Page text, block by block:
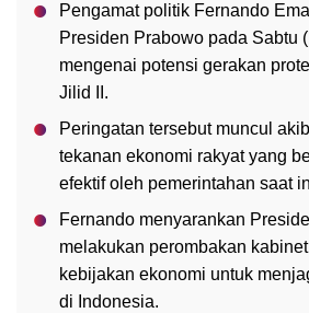
Pengamat politik Fernando
Presiden Prabowo pada Sabtu
mengenai potensi gerakan
Jilid II.
Peringatan tersebut muncul
tekanan ekonomi rakyat yang
efektif oleh pemerintahan saat
Fernando menyarankan
melakukan perombakan
kebijakan ekonomi untuk
di Indonesia.